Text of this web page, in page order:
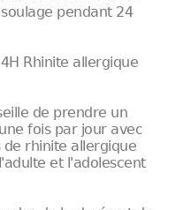
pendant 24
Rhinite allergique
de prendre un
fois par jour avec
rhinite allergique
et l'adolescent